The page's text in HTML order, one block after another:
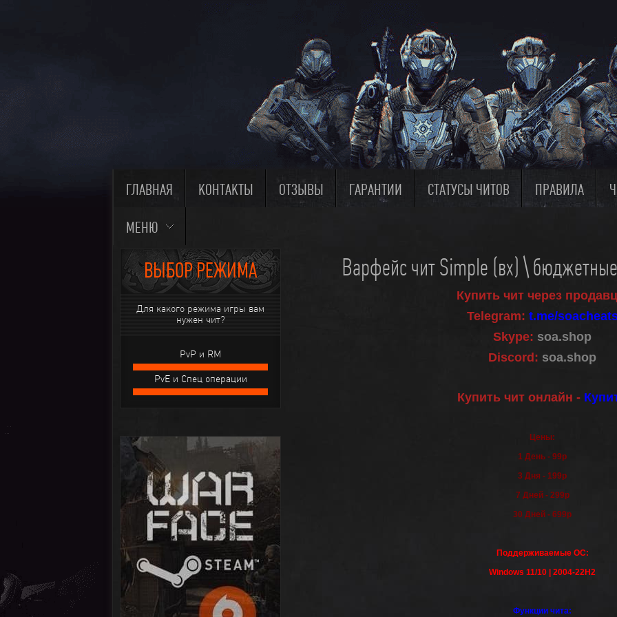
ГЛАВНАЯ КОНТАКТЫ ОТЗЫВЫ ГАРАНТИИ СТАТУСЫ ЧИТОВ ПРАВИЛА
МЕНЮ
ВЫБОР РЕЖИМА
Для какого режима игры вам
нужен чит?
PvP и RM
PvE и Спец операции
Варфейс чит Simple (вх) \
Купить чит через
Telegram: t.me/
Skype: soa.shop
Discord: soa.shop
Купить чит онлайн -
Цены:
1 День - 99р
3 Дня - 199р
7 Дней - 299р
30 Дней - 699р
Поддерживаемые ОС:
Windows 11/10 | 2004-22H2
Функции чита: